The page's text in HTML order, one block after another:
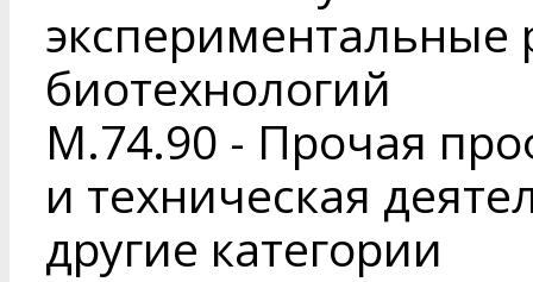
экспериментальные
биотехнологий
M.74.90 - Прочая
и техническая
другие категории